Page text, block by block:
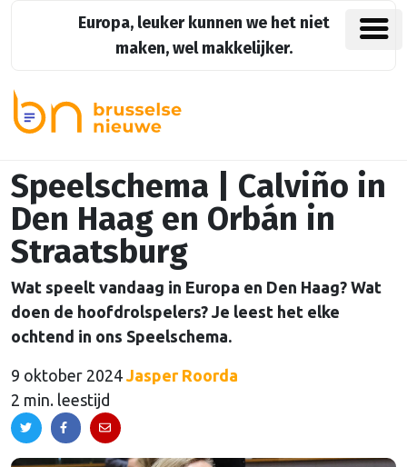
Europa, leuker kunnen we het niet
maken, wel makkelijker.
Speelschema | Calviño in
Den Haag en Orbán in
Straatsburg
Wat speelt vandaag in Europa en Den Haag? Wat
doen de hoofdrolspelers? Je leest het elke
ochtend in ons Speelschema.
9 oktober 2024 Jasper Roorda
2 min. leestijd